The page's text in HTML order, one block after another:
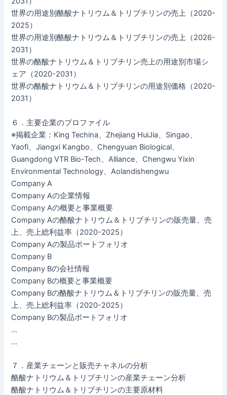
世界の用途別酪酸ナトリウム＆トリブチリンの売上（2020-
2025）
世界の用途別酪酸ナトリウム＆トリブチリンの売上（2026-
2031）
世界の酪酸ナトリウム＆トリブチリン売上の用途別市場シ
ェア（2020-2031）
世界の酪酸ナトリウム＆トリブチリンの用途別価格（2020-
2031）
６．主要企業のプロファイル
※掲載企業：King Techina、Zhejiang HuiJia、Singao、
Yaofi、Jiangxi Kangbo、Chengyuan Biological、
Guangdong VTR Bio-Tech、Alliance、Chengwu Yixin
Environmental Technology、Aolandishengwu
Company A
Company Aの企業情報
Company Aの概要と事業概要
Company Aの酪酸ナトリウム＆トリブチリンの販売量、売
上、売上総利益率（2020-2025）
Company Aの製品ポートフォリオ
Company B
Company Bの会社情報
Company Bの概要と事業概要
Company Bの酪酸ナトリウム＆トリブチリンの販売量、売
上、売上総利益率（2020-2025）
Company Bの製品ポートフォリオ
…
…
７．産業チェーンと販売チャネルの分析
酪酸ナトリウム＆トリブチリンの産業チェーン分析
酪酸ナトリウム＆トリブチリンの主要原材料